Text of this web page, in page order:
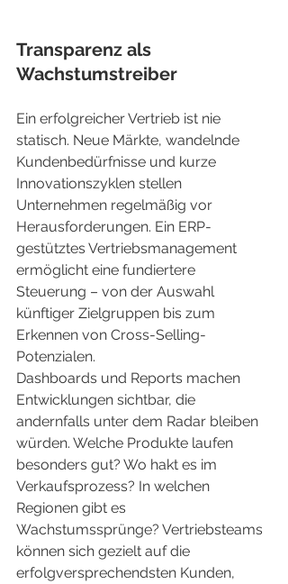
Transparenz als
Wachstumstreiber
Ein erfolgreicher Vertrieb ist nie
statisch. Neue Märkte, wandelnde
Kundenbedürfnisse und kurze
Innovationszyklen stellen
Unternehmen regelmäßig vor
Herausforderungen. Ein ERP-
gestütztes Vertriebsmanagement
ermöglicht eine fundiertere
Steuerung – von der Auswahl
künftiger Zielgruppen bis zum
Erkennen von Cross-Selling-
Potenzialen.
Dashboards und Reports machen
Entwicklungen sichtbar, die
andernfalls unter dem Radar bleiben
würden. Welche Produkte laufen
besonders gut? Wo hakt es im
Verkaufsprozess? In welchen
Regionen gibt es
Wachstumssprünge? Vertriebsteams
können sich gezielt auf die
erfolgversprechendsten Kunden,